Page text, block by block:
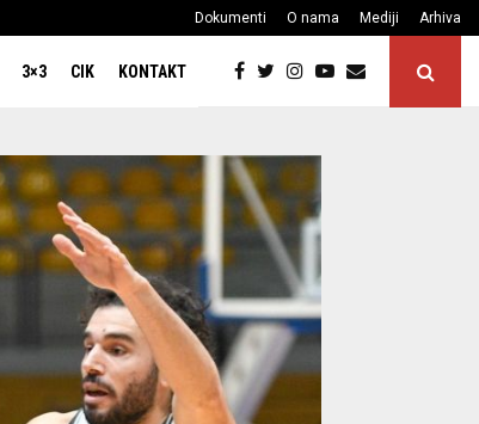
Dokumenti O nama Mediji Arhiva
3×3 CIK KONTAKT